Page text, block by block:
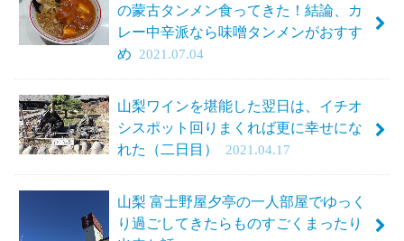
の蒙古タンメン食ってきた！結論、カ
レー中辛派なら味噌タンメンがおすす
め
2021.07.04
山梨ワインを堪能した翌日は、イチオ
シスポット回りまくれば更に幸せにな
れた（二日目）
2021.04.17
山梨 富士野屋夕亭の一人部屋でゆっく
り過ごしてきたらものすごくまったり